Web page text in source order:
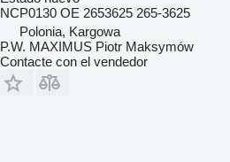
NCP0130 OE 2653625 265-3625
Polonia, Kargowa
P.W. MAXIMUS Piotr Maksymów
Contacte con el vendedor